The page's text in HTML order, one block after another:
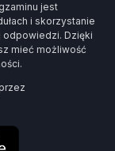
jest
i skorzystanie
odpowiedzi. Dzięki
mieć możliwość